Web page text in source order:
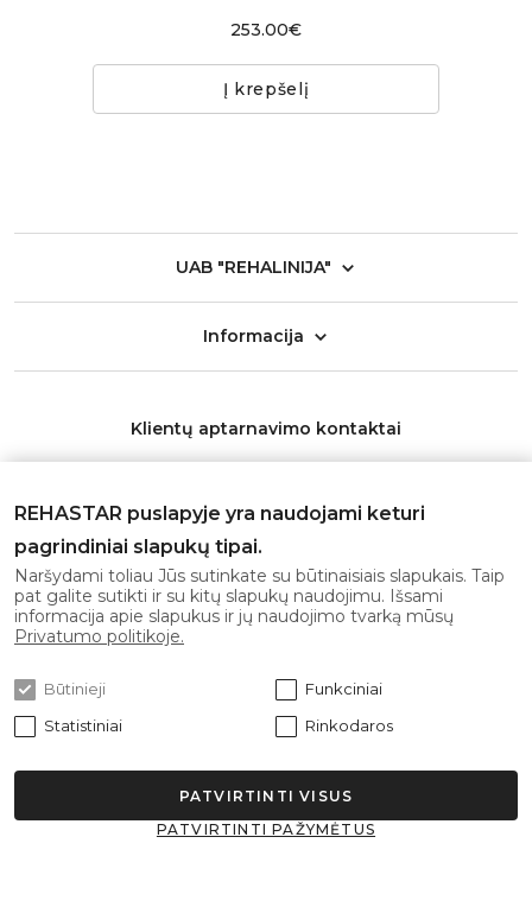
253.00€
Į krepšelį
UAB "REHALINIJA"
Informacija
Klientų aptarnavimo kontaktai
El. paštas: info@rehastar.com
Darbo laikas: I-V 08:00 - 17:00
Gaukite naujausius pasiūlymus pirmi!
Sutinku suprivatumo politika
REHASTAR puslapyje yra naudojami keturi
pagrindiniai slapukų tipai.
Naršydami toliau Jūs sutinkate su būtinaisiais slapukais. Taip
pat galite sutikti ir su kitų slapukų naudojimu. Išsami
informacija apie slapukus ir jų naudojimo tvarką mūsų
Privatumo politikoje.
Būtinieji
Funkciniai
Statistiniai
Rinkodaros
PATVIRTINTI PAŽYMĖTUS
PATVIRTINTI VISUS